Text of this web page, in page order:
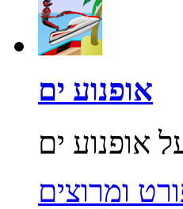
אופנוע ים
ומרוצים